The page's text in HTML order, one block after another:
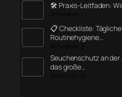
🛠️ Praxis-Leitfaden:
📋 Checkliste: Tägliche
Routinehygiene…
Seuchenschutz an der
das große…